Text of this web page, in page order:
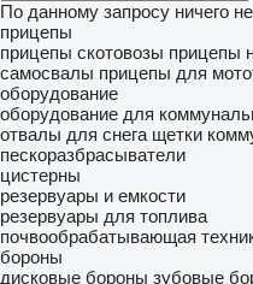
По данному запросу ничего
прицепы
прицепы скотовозы прицепы
самосвалы прицепы для
оборудование
оборудование для
отвалы для снега щетки
пескоразбрасыватели
цистерны
резервуары и емкости
резервуары для топлива
почвообрабатывающая
бороны
дисковые бороны зубовые